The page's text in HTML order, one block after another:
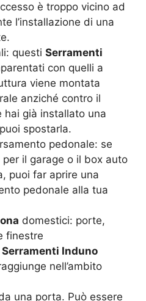
è troppo vicino ad
l’installazione di una
questi Serramenti
con quelli a
viene montata
anziché contro il
già installato una
spostarla.
pedonale: se
il garage o il box auto
puoi far aprire una
pedonale alla tua
domestici: porte,
finestre
Serramenti Induno
nell’ambito
una porta. Può essere